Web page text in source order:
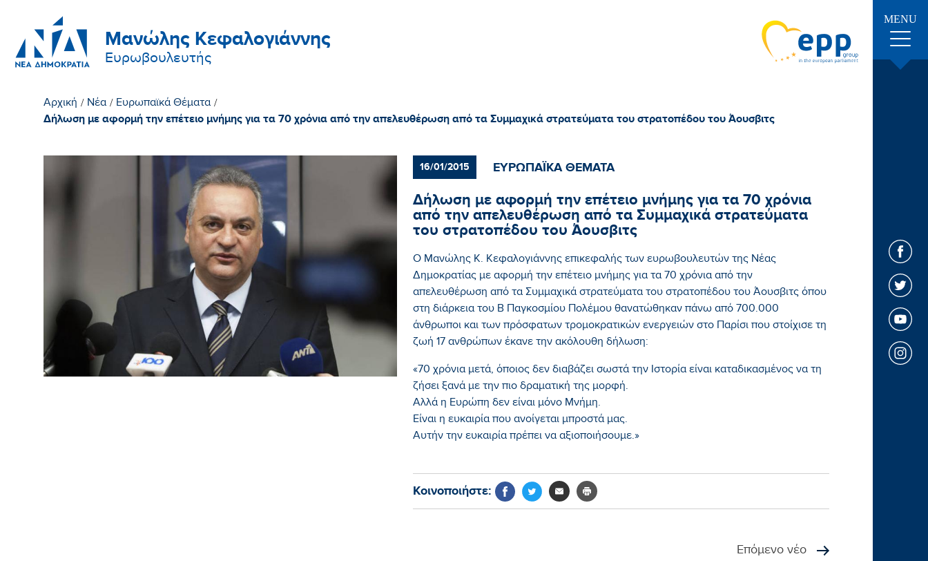
Μανώλης Κεφαλογιάννης
Ευρωβουλευτής
MENU
Αρχική / Νέα / Ευρωπαϊκά Θέματα /
Δήλωση με αφορμή την επέτειο μνήμης για τα 70 χρόνια από την απελευθέρωση από τα Συμμαχικά στρατεύματα του στρατοπέδου του Άουσβιτς
16/01/2015 ΕΥΡΩΠΑΪΚΑ ΘΕΜΑΤΑ
Δήλωση με αφορμή την επέτειο μνήμης για τα 70 χρόνια
από την απελευθέρωση από τα Συμμαχικά στρατεύματα
του στρατοπέδου του Άουσβιτς
Ο Μανώλης Κ. Κεφαλογιάννης επικεφαλής των ευρωβουλευτών της Νέας
Δημοκρατίας με αφορμή την επέτειο μνήμης για τα 70 χρόνια από την
απελευθέρωση από τα Συμμαχικά στρατεύματα του στρατοπέδου του Άουσβιτς όπου
στη διάρκεια του Β Παγκοσμίου Πολέμου θανατώθηκαν πάνω από 700.000
άνθρωποι και των πρόσφατων τρομοκρατικών ενεργειών στο Παρίσι που στοίχισε τη
ζωή 17 ανθρώπων έκανε την ακόλουθη δήλωση:
«70 χρόνια μετά, όποιος δεν διαβάζει σωστά την Ιστορία είναι καταδικασμένος να τη
ζήσει ξανά με την πιο δραματική της μορφή.
Αλλά η Ευρώπη δεν είναι μόνο Μνήμη.
Είναι η ευκαιρία που ανοίγεται μπροστά μας.
Αυτήν την ευκαιρία πρέπει να αξιοποιήσουμε.»
Κοινοποιήστε:
Επόμενο νέο